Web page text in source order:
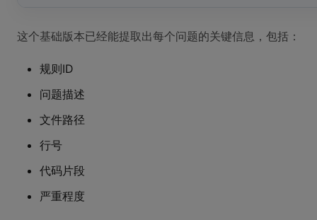
这个基础版本已经能提取出每个问题的关键信息，包括：
规则ID
问题描述
文件路径
行号
代码片段
严重程度